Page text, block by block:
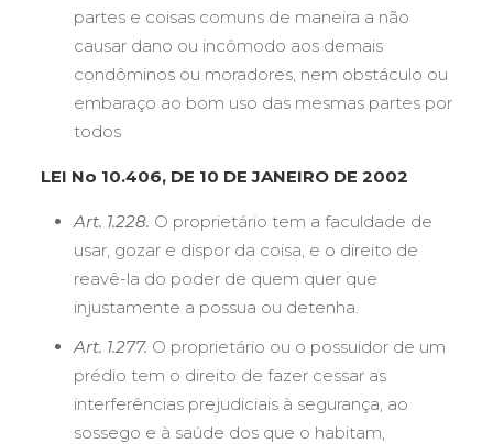
partes e coisas comuns de maneira a não
causar dano ou incômodo aos demais
condôminos ou moradores, nem obstáculo ou
embaraço ao bom uso das mesmas partes por
todos
LEI No 10.406, DE 10 DE JANEIRO DE 2002
Art. 1.228. O proprietário tem a faculdade de
usar, gozar e dispor da coisa, e o direito de
reavê-la do poder de quem quer que
injustamente a possua ou detenha.
Art. 1.277. O proprietário ou o possuidor de um
prédio tem o direito de fazer cessar as
interferências prejudiciais à segurança, ao
sossego e à saúde dos que o habitam,